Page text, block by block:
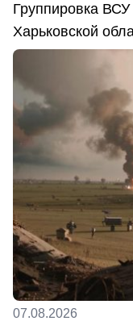
Группировка ВСУ
Харьковской
07.08.2026